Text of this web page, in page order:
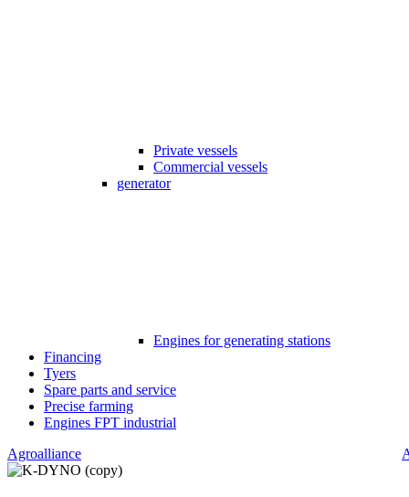
Private vessels
Commercial vessels
generator
Engines for generating stations
Financing
Tyers
Spare parts and service
Precise farming
Engines FPT industrial
Agroalliance